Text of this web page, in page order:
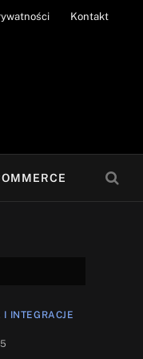
Kontakt
INTEGRACJE